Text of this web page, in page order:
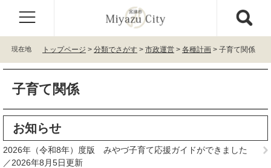
頭
。
飛
て
へ
現在地 トップページ > 分類でさがす > 市政運営 > 各種計画 > 子育て関係
子育て関係
お知らせ
2026年（令和8年）度版 みやづ子育て応援ガイドができました
2026年8月5日更新